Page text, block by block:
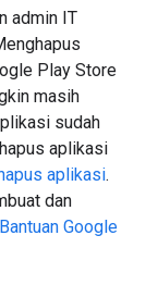
admin IT
Play Store
masih
sudah
aplikasi
aplikasi.
dan
Google